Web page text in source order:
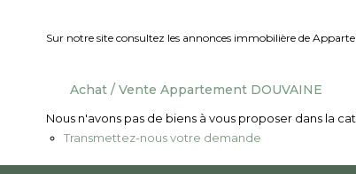
Sur notre site consultez les annonces immobilière de
Achat / Vente Appartement DOUVAINE
Nous n'avons pas de biens à vous proposer dans la
Transmettez-nous votre demande